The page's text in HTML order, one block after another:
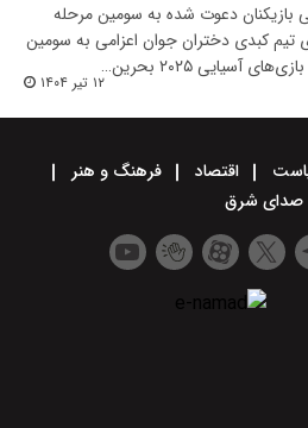
بازیکنان دعوت شده به سومین مرحله
تیم کبدی دختران جوان اعزامی به سومین
آسیایی ۲۰۲۵ بحرین…
۱۲ تیر ۱۴۰۴
اقتصاد
فرهنگ و هنر
صدای شرق